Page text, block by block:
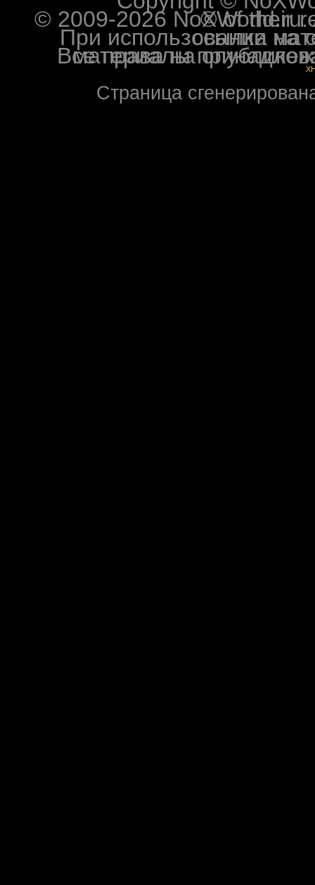
© 2009-2026 NoXWorld.ru. All
При использовании
Все права на опубликованные на форуме
Страница